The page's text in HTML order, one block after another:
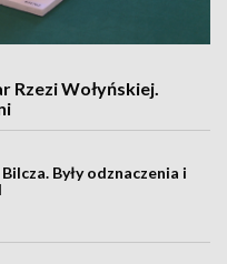
Rzezi Wołyńskiej.
Były odznaczenia i